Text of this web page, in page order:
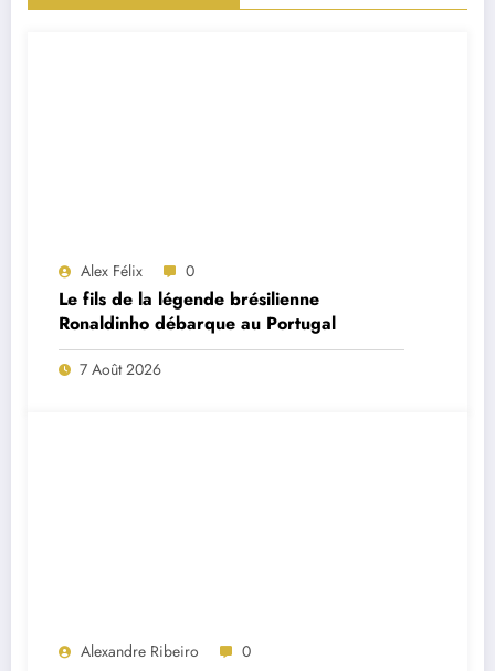
Alex Félix 0
Le fils de la légende brésilienne
Ronaldinho débarque au Portugal
7 Août 2026
Alexandre Ribeiro 0